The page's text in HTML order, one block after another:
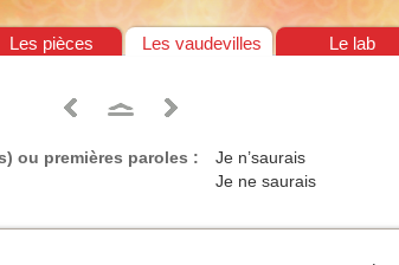
Les pièces Les vaudevilles Le lab
ou premières paroles :
Je n’saurais
Je ne saurais